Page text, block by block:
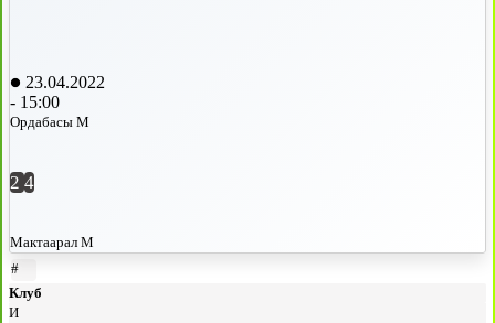
23.04.2022
- 15:00
Ордабасы М
2 4
Мактаарал М
#
Клуб
И